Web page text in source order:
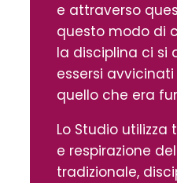
e attraverso
questo modo di
la disciplina ci si
essersi
quello che era
Lo Studio utilizza
e respirazione
tradizionale,